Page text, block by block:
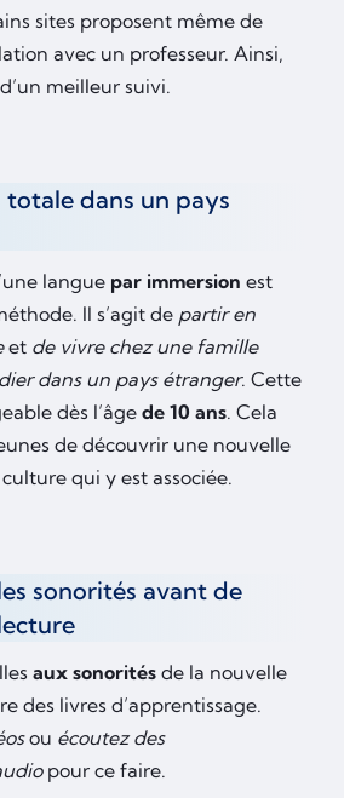
sites proposent même de
avec un professeur. Ainsi,
meilleur suivi.
totale dans un pays
langue par immersion est
Il s’agit de partir en
et de vivre chez une famille
dans un pays étranger. Cette
dès l’âge de 10 ans. Cela
de découvrir une nouvelle
qui y est associée.
sonorités avant de
aux sonorités de la nouvelle
des livres d’apprentissage.
ou écoutez des
pour ce faire.